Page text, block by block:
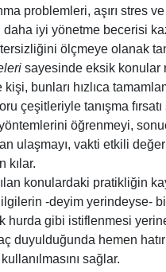
problemleri, aşırı stres
daha iyi yönetme becerisi
ölçmeye olanak
sayesinde eksik konular
bunları hızlıca
çeşitleriyle tanışma
öğrenmeyi,
ulaşmayı, vakti etkili
kılar.
konulardaki pratikliğin
-deyim yerindeyse-
hurda gibi istiflenmesi
duyulduğunda hemen
sağlar.